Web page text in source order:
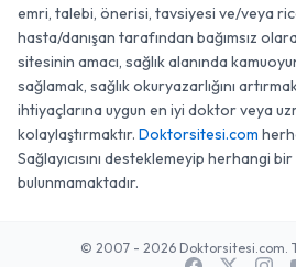
emri, talebi, önerisi, tavsiyesi ve/veya
hasta/danışan tarafından bağımsız
sitesinin amacı, sağlık alanında
sağlamak, sağlık okuryazarlığını
ihtiyaçlarına uygun en iyi doktor veya
kolaylaştırmaktır. Doktorsitesi.com
Sağlayıcısını desteklemeyip herhangi
bulunmamaktadır.
© 2007 - 2026 Doktorsitesi.com.